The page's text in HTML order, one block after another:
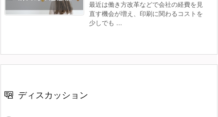
最近は働き方改革などで会社の経費を見
直す機会が増え、印刷に関わるコストを
少しでも ...
ディスカッション